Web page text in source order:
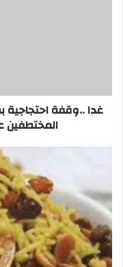
المختطفين
على
داعش
غدا ..وقفة احتجاجية
المختطفين
والمكسرات